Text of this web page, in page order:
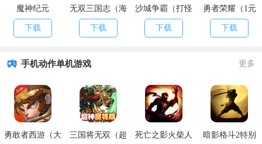
魔神纪元
下载
无双三国志（海
量送元宝）
下载
沙城争霸（打怪
掉充值）
下载
勇者荣耀（1元
商城特权）
下载
手机动作单机游戏 更多
勇敢者西游（大
三国将无双（超
死亡之影火柴人
暗影格斗2特别